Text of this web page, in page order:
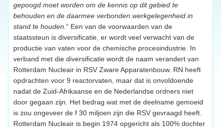
gepoogd moet worden om de kennis op dit gebied te
behouden en de daarmee verbonden werkgelegenheid in
stand te houden. “ Een van de voorwaarden van de
staatssteun is diversificatie, er wordt veel verwacht van de
productie van vaten voor de chemische procesindustrie. In
verband met die diversificatie wordt de naam verandert van
Rotterdam Nucleair in RSV Zware Apparatenbouw. RN heeft
opdrachten voor 9 reactorvaten, maar dat is onvoldoende
nadat de Zuid-Afrikaanse en de Nederlandse ordners niet
door gegaan zijn. Het bedrag wat met de deelname gemoeid
is zou ongeveer de f 30 miljoen zijn die RSV gevraagd heeft.
Rotterdam Nucleair is begin 1974 opgericht als 100% dochter